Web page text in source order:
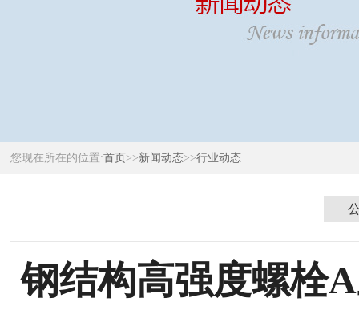
您现在所在的位置:首页 >>新闻动态>>行业动态
钢结构高强度螺栓